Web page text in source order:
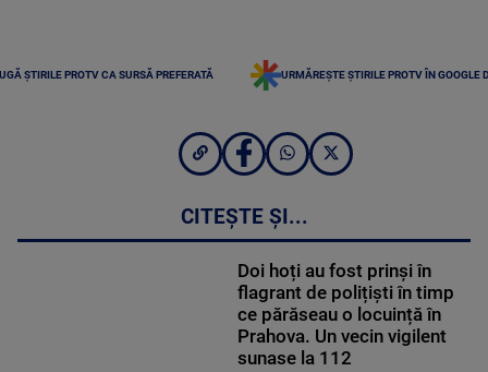
ȘTIRILE PROTV CA SURSĂ PREFERATĂ URMĂREȘTE ȘTIRILE PROTV ÎN GOOGLE
CITEȘTE ȘI...
Doi hoți au fost prinși în
flagrant de polițiști în timp
ce părăseau o locuință în
Prahova. Un vecin vigilent
sunase la 112